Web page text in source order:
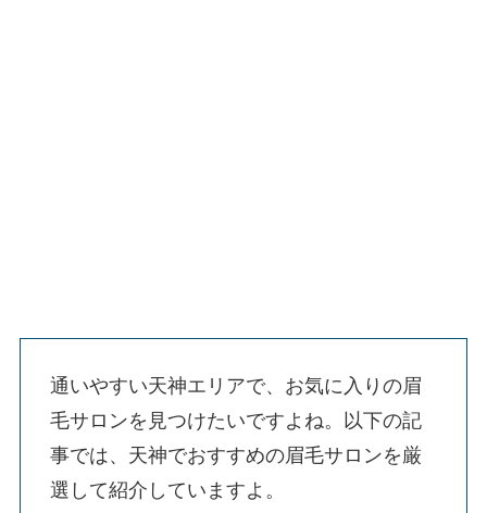
通いやすい天神エリアで、お気に入りの眉
毛サロンを見つけたいですよね。以下の記
事では、天神でおすすめの眉毛サロンを厳
選して紹介していますよ。